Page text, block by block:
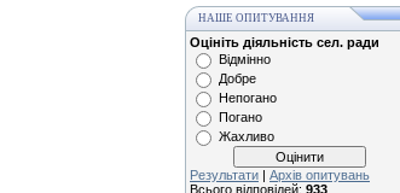
НАШЕ ОПИТУВАННЯ
Оцініть діяльність сел. ради
Відмінно
Добре
Непогано
Погано
Жахливо
Результати | Архів опитувань
Всього відповідей: 933